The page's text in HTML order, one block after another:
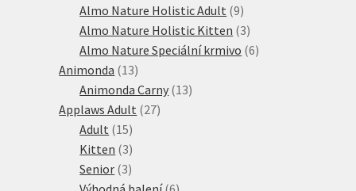
produkt
Almo Nature Holistic Adult 99
produktů
Almo Nature Holistic Kitten 33
produkty
Almo Nature Speciální krmivo 66
Animonda 1313
produktů
Animonda Carny 1313
Applaws Adult 2727
Adult 1515
produktů
Kitten 33
produkty
Senior 33